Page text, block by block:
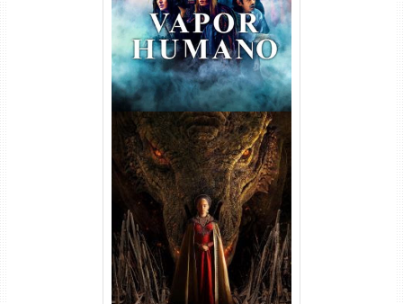
A Casa do Dragão 1ª
Temporada Torrent (2022)
WEB-DL 720p/1080p Dual
Áudio